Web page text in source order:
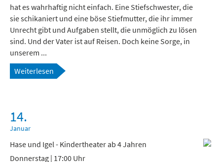
hat es wahrhaftig nicht einfach. Eine Stiefschwester, die
sie schikaniert und eine böse Stiefmutter, die ihr immer
Unrecht gibt und Aufgaben stellt, die unmöglich zu lösen
sind. Und der Vater ist auf Reisen. Doch keine Sorge, in
unserem ...
Weiterlesen
14.
Januar
Hase und Igel - Kindertheater ab 4 Jahren
Donnerstag | 17:00 Uhr